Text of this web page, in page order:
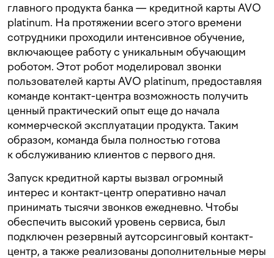
главного продукта банка — кредитной карты AVO
platinum. На протяжении всего этого времени
сотрудники проходили интенсивное обучение,
включающее работу с уникальным обучающим
роботом. Этот робот моделировал звонки
пользователей карты AVO platinum, предоставляя
команде контакт-центра возможность получить
ценный практический опыт еще до начала
коммерческой эксплуатации продукта. Таким
образом, команда была полностью готова
к обслуживанию клиентов с первого дня.
Запуск кредитной карты вызвал огромный
интерес и контакт-центр оперативно начал
принимать тысячи звонков ежедневно. Чтобы
обеспечить высокий уровень сервиса, был
подключен резервный аутсорсинговый контакт-
центр, а также реализованы дополнительные меры